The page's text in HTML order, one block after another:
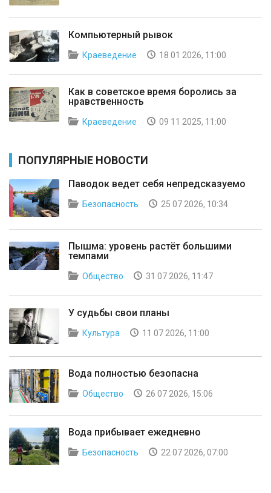
Компьютерный рывок
Краеведение 18 01 2026, 11:00
Как в советское время боролись за
нравственность
Краеведение 09 11 2025, 11:00
ПОПУЛЯРНЫЕ НОВОСТИ
Паводок ведет себя непредсказуемо
Безопасность 25 07 2026, 10:34
Пышма: уровень растёт большими
темпами
Общество 31 07 2026, 11:47
У судьбы свои планы
Культура 11 07 2026, 11:00
Вода полностью безопасна
Общество 26 07 2026, 15:06
Вода прибывает ежедневно
Безопасность 22 07 2026, 07:00